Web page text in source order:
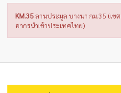
KM.35ลานประมูล บางนา กม.35 (เข
อากรนำเข้าประเทศไทย)